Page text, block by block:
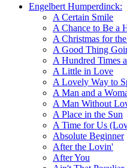
Engelbert Humperdinck:
A Certain Smile
A Chance to Be a
A Christmas for
A Good Thing
A Hundred Times
A Little in Love
A Lovely Way to
A Man and a
A Man Without
A Place in the Sun
A Time for Us
Absolute Beginner
After the Lovin'
After You